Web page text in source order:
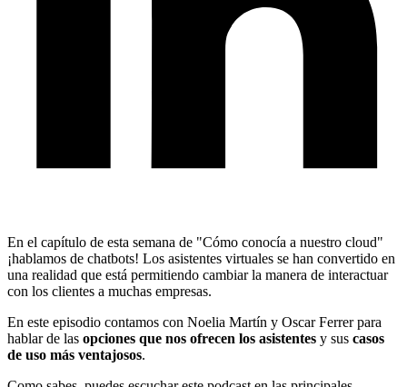
En el capítulo de esta semana de "Cómo conocía a nuestro cloud"
¡hablamos de chatbots! Los asistentes virtuales se han convertido en
una realidad que está permitiendo cambiar la manera de interactuar
con los clientes a muchas empresas.
En este episodio contamos con Noelia Martín y Oscar Ferrer para
hablar de las opciones que nos ofrecen los asistentes y sus casos
de uso más ventajosos.